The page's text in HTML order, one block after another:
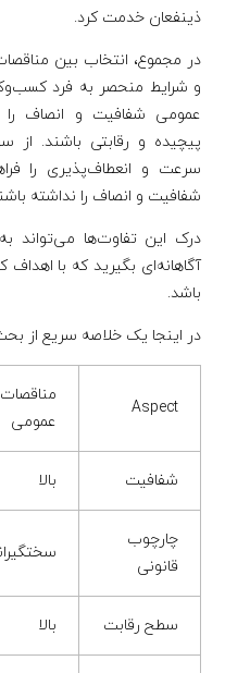
ذینفعان خدمت کرد.
در مجموع، انتخاب بین
و شرایط منحصر به فرد
عمومی شفافیت و انصاف را
پیچیده و رقابتی باشند.
سرعت و انعطاف‌پذیری را
شفافیت و انصاف را نداشته
درک این تفاوت‌ها می‌تواند
آگاهانه‌ای بگیرید که با
باشد.
در اینجا یک خلاصه سریع از
Aspect
مناقصات
عمومی
شفافیت بالا
چارچوب
قانونی
سطح رقابت بالا